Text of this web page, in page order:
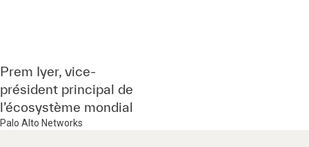
Prem Iyer, vice-
président principal de
l’écosystème mondial
Palo Alto Networks